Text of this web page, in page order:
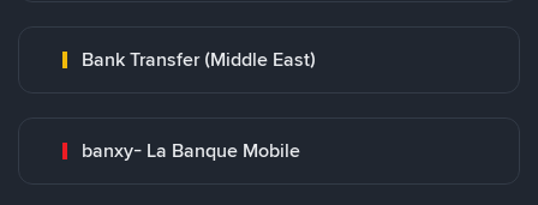
Bank Transfer (Middle East)
banxy- La Banque Mobile